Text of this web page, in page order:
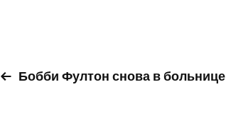
Бобби Фултон снова в больнице